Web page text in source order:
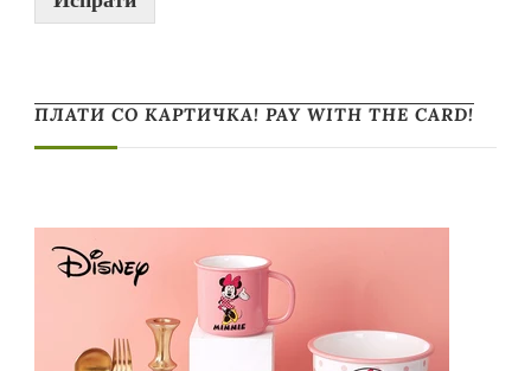
ПЛАТИ СО КАРТИЧКА! PAY WITH THE CARD!